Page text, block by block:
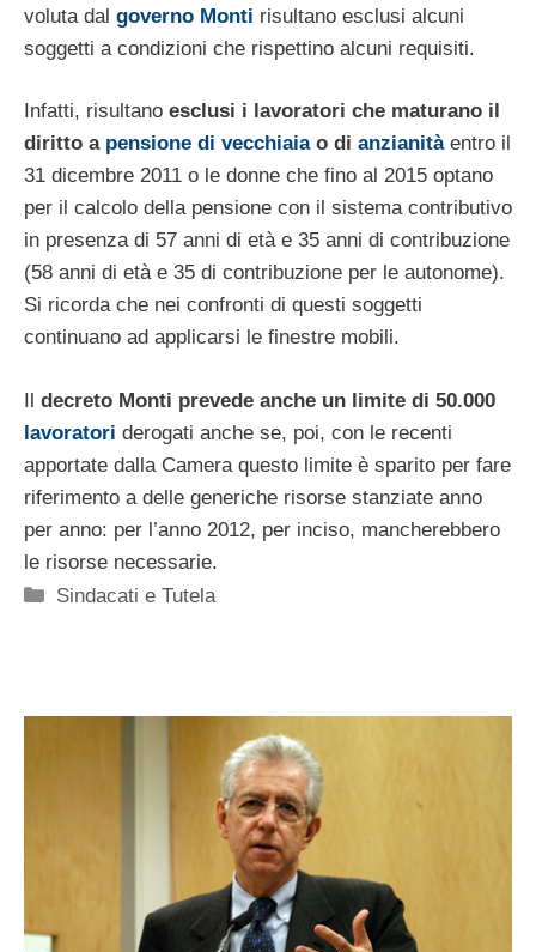
voluta dal governo Monti risultano esclusi alcuni
soggetti a condizioni che rispettino alcuni requisiti.
Infatti, risultano esclusi i lavoratori che maturano il
diritto a pensione di vecchiaiao di anzianitàentro il
31 dicembre 2011 o le donne che fino al 2015 optano
per il calcolo della pensione con il sistema contributivo
in presenza di 57 anni di età e 35 anni di contribuzione
(58 anni di età e 35 di contribuzione per le autonome).
Si ricorda che nei confronti di questi soggetti
continuano ad applicarsi le finestre mobili.
Il decreto Monti prevede anche un limite di 50.000
lavoratori derogati anche se, poi, con le recenti
apportate dalla Camera questo limite è sparito per fare
riferimento a delle generiche risorse stanziate anno
per anno: per l’anno 2012, per inciso, mancherebbero
le risorse necessarie.
Categorie
Sindacati e Tutela